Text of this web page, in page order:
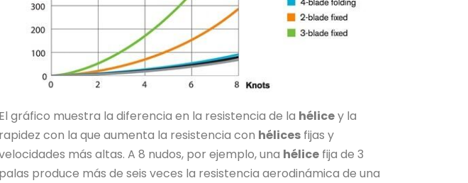
El gráfico muestra la diferencia en la resistencia de la hélicey la
rapidez con la que aumenta la resistencia con hélices fijas y
más altas. A 8 nudos, por ejemplo, una hélice fija de 3
palas produce más de seis veces la resistencia aerodinámica de una